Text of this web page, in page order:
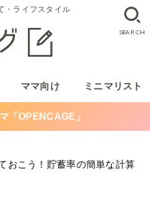
・ライフスタイル
ママ向け ミニマリスト
SEARCH
「OPENCAGE」
おこう！貯蓄率の簡単な計算